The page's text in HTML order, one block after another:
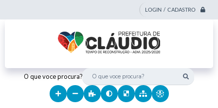
LOGIN / CADASTRO
O que voce procura?